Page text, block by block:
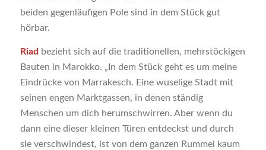
beiden gegenläufigen Pole sind in dem Stück gut
hörbar.
Riad bezieht sich auf die traditionellen, mehrstöckigen
Bauten in Marokko. „In dem Stück geht es um meine
Eindrücke von Marrakesch. Eine wuselige Stadt mit
seinen engen Marktgassen, in denen ständig
Menschen um dich herumschwirren. Aber wenn du
dann eine dieser kleinen Türen entdeckst und durch
sie verschwindest, ist von dem ganzen Rummel kaum